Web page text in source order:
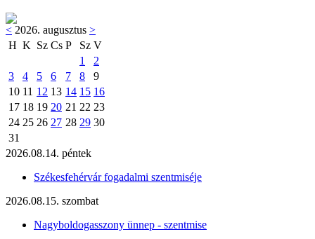
< 2026. augusztus >
H K Sz Cs P Sz V
1
2
3
4 5 6 7 8
9
10 11 12 13 14 15 16
17 18 19 20 21 22 23
24 25 26 27 28 29 30
31
2026.08.14. péntek
Székesfehérvár fogadalmi szentmiséje
2026.08.15. szombat
Nagyboldogasszony ünnep - szentmise